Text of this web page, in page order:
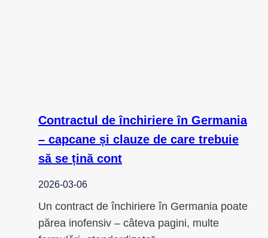
Contractul de închiriere în Germania
– capcane și clauze de care trebuie
să se țină cont
2026-03-06
Un contract de închiriere în Germania poate
părea inofensiv – câteva pagini, multe